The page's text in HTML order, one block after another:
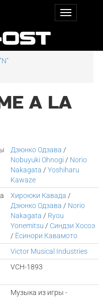
A LA
Дзюнко Одзава /
Nobuyuki Ohnogi / Norio
Nakagata /Yoshiharu
Kawaze
Хироюки Кавада /
Дзюнко Одзава / Norio
Nakagata / Ryou
Yonemitsu / Синдзи Хосоэ
/ Ёсинори Кавамото
Victor Musical Industries
VCH-1893
Музыка из игры -